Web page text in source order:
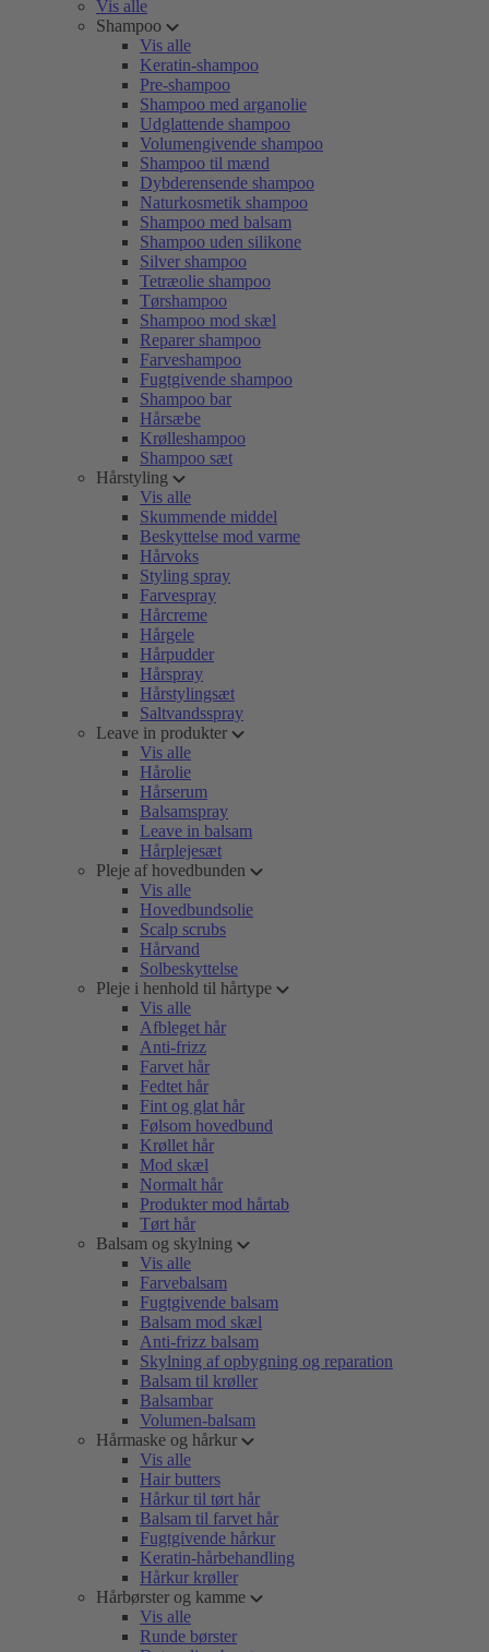
Vis alle
Shampoo
Vis alle
Keratin-shampoo
Pre-shampoo
Shampoo med arganolie
Udglattende shampoo
Volumengivende shampoo
Shampoo til mænd
Dybderensende shampoo
Naturkosmetik shampoo
Shampoo med balsam
Shampoo uden silikone
Silver shampoo
Tetræolie shampoo
Tørshampoo
Shampoo mod skæl
Reparer shampoo
Farveshampoo
Fugtgivende shampoo
Shampoo bar
Hårsæbe
Krølleshampoo
Shampoo sæt
Hårstyling
Vis alle
Skummende middel
Beskyttelse mod varme
Hårvoks
Styling spray
Farvespray
Hårcreme
Hårgele
Hårpudder
Hårspray
Hårstylingsæt
Saltvandsspray
Leave in produkter
Vis alle
Hårolie
Hårserum
Balsamspray
Leave in balsam
Hårplejesæt
Pleje af hovedbunden
Vis alle
Hovedbundsolie
Scalp scrubs
Hårvand
Solbeskyttelse
Pleje i henhold til hårtype
Vis alle
Afbleget hår
Anti-frizz
Farvet hår
Fedtet hår
Fint og glat hår
Følsom hovedbund
Krøllet hår
Mod skæl
Normalt hår
Produkter mod hårtab
Tørt hår
Balsam og skylning
Vis alle
Farvebalsam
Fugtgivende balsam
Balsam mod skæl
Anti-frizz balsam
Skylning af opbygning og reparation
Balsam til krøller
Balsambar
Volumen-balsam
Hårmaske og hårkur
Vis alle
Hair butters
Hårkur til tørt hår
Balsam til farvet hår
Fugtgivende hårkur
Keratin-hårbehandling
Hårkur krøller
Hårbørster og kamme
Vis alle
Runde børster